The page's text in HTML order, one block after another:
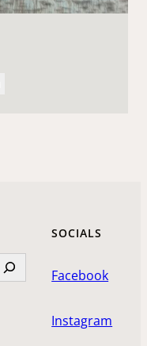
SOCIALS
Facebook
Instagram